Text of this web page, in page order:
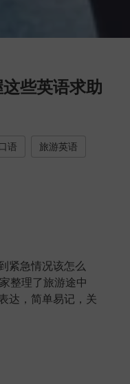
些英语求助
语 旅游英语
紧急情况该怎么
整理了旅游途中
达，简单易记，关